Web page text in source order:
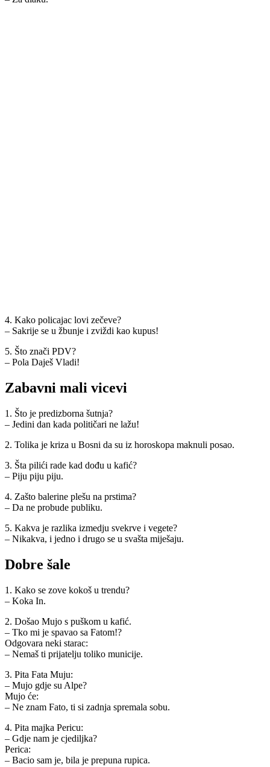
4. Kako policajac lovi zečeve?
– Sakrije se u žbunje i zviždi kao kupus!
5. Što znači PDV?
– Pola Daješ Vladi!
Zabavni mali vicevi
1. Što je predizborna šutnja?
– Jedini dan kada političari ne lažu!
2. Tolika je kriza u Bosni da su iz horoskopa maknuli posao.
3. Šta pilići rade kad dođu u kafić?
– Piju piju piju.
4. Zašto balerine plešu na prstima?
– Da ne probude publiku.
5. Kakva je razlika izmedju svekrve i vegete?
– Nikakva, i jedno i drugo se u svašta miješaju.
Dobre šale
1. Kako se zove kokoš u trendu?
– Koka In.
2. Došao Mujo s puškom u kafić.
– Tko mi je spavao sa Fatom!?
Odgovara neki starac:
– Nemaš ti prijatelju toliko municije.
3. Pita Fata Muju:
– Mujo gdje su Alpe?
Mujo će:
– Ne znam Fato, ti si zadnja spremala sobu.
4. Pita majka Pericu:
– Gdje nam je cjediljka?
Perica:
– Bacio sam je, bila je prepuna rupica.